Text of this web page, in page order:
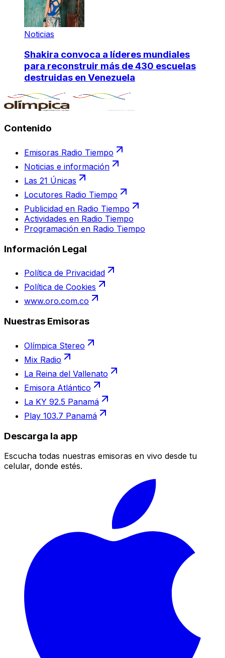
Noticias
Shakira convoca a líderes mundiales
para reconstruir más de 430 escuelas
destruidas en Venezuela
Contenido
Emisoras Radio Tiempo
Noticias e información
Las 21 Únicas
Locutores Radio Tiempo
Publicidad en Radio Tiempo
Actividades en Radio Tiempo
Programación en Radio Tiempo
Información Legal
Política de Privacidad
Política de Cookies
www.oro.com.co
Nuestras Emisoras
Olímpica Stereo
Mix Radio
La Reina del Vallenato
Emisora Atlántico
La KY 92.5 Panamá
Play 103.7 Panamá
Descarga la app
Escucha todas nuestras emisoras en vivo desde tu
celular, donde estés.